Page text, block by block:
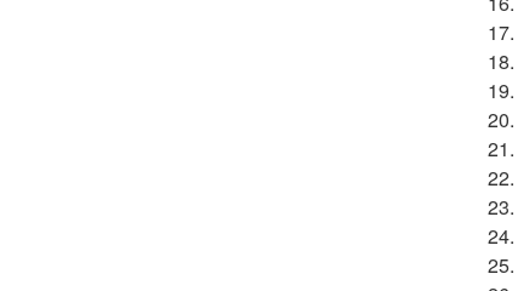
17.
18.
19.
20.
21.
22.
23.
24.
25.